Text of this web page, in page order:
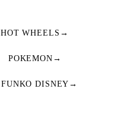
HOT WHEELS →
POKEMON →
FUNKO DISNEY →